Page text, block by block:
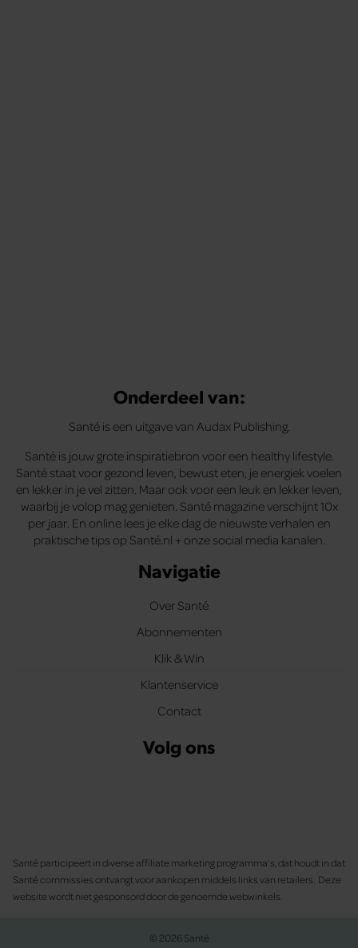
Onderdeel van:
Santé is een uitgave van Audax Publishing.
Santé is jouw grote inspiratiebron voor een healthy lifestyle.
Santé staat voor gezond leven, bewust eten, je energiek voelen
en lekker in je vel zitten. Maar ook voor een leuk en lekker leven,
waarbij je volop mag genieten. Santé magazine verschijnt 10x
per jaar. En online lees je elke dag de nieuwste verhalen en
praktische tips op Santé.nl + onze social media kanalen.
Navigatie
Over Santé
Abonnementen
Klik & Win
Klantenservice
Contact
Volg ons
Santé participeert in diverse affiliate marketing programma’s, dat houdt in dat
Santé commissies ontvangt voor aankopen middels links van retailers. Deze
website wordt niet gesponsord door de genoemde webwinkels.
© 2026 Santé